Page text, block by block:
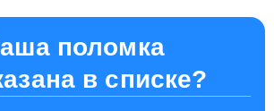
поломка
в списке?